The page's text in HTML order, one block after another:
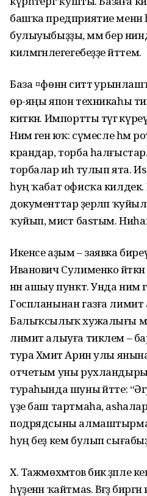
башҡа предприятие менән
булыуыбыҙҙы, әммә бер
килмәгәнлегегебеҙҙе әйттем.
База ¤фөнән ситтә
өр-яңы япон техникаһы
киткән. Импортты тәүгә
Нимә генә юҡ: сүмесле һәм
крандар, торба
торбалар иһә тулып ята.
һуң ҡабат офисҡа килдек.
документтар әҙерләп
ҡуйып, мисәт баѕтым.
Икенсе аҙым – заявка
Иванович Сулименко
нән ашыу пункт. Унда нимә
Госпланынан газға
Балыҡсылыҡ хужалығы
лимит алыуға тиклем –
тура Хәмит Арин улы
отчетым уны
тураһында шуны әйтте: “Әгәр
үҙе баш тартмаһа, аѕһалар
подрядсыны
һуң беҙ кем булып
Х. Тажмөхәмәтов бик әҙәпле
һүҙенән ҡайтмаѕ. Вәғәҙә